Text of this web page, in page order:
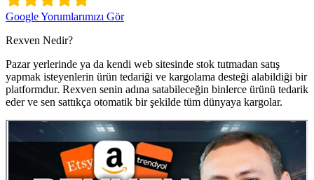
Google Yorumlarımızı Gör
Rexven Nedir?
Pazar yerlerinde ya da kendi web sitesinde stok tutmadan satış
yapmak isteyenlerin ürün tedariği ve kargolama desteği alabildiği bir
platformdur. Rexven senin adına satabileceğin binlerce ürünü tedarik
eder ve sen sattıkça otomatik bir şekilde tüm dünyaya kargolar.